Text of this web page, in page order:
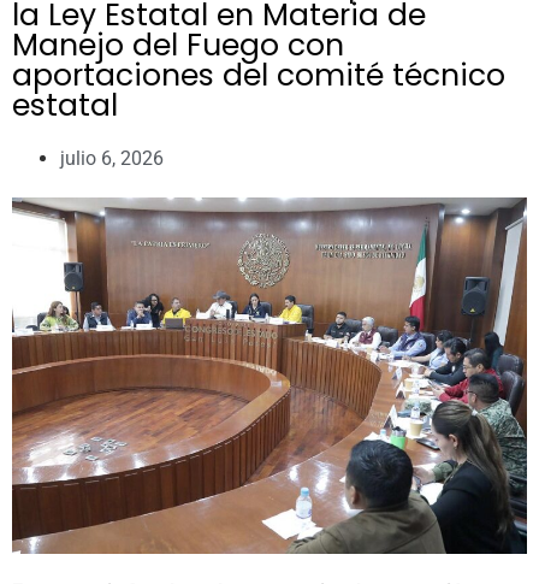
la Ley Estatal en Materia de
Manejo del Fuego con
aportaciones del comité técnico
estatal
julio 6, 2026